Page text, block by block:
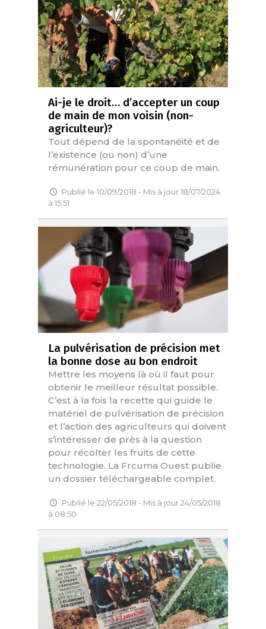
Ai-je le droit… d’accepter un coup
de main de mon voisin (non-
agriculteur)?
Tout dépend de la spontanéité et de
l’existence (ou non) d’une
rémunération pour ce coup de main.
Publié le 10/09/2018 - Mis à jour 18/07/2024
à 15:51
La pulvérisation de précision met
la bonne dose au bon endroit
Mettre les moyens là où il faut pour
obtenir le meilleur résultat possible.
C’est à la fois la recette qui guide le
matériel de pulvérisation de précision
et l’action des agriculteurs qui doivent
s’intéresser de près à la question
pour récolter les fruits de cette
technologie. La Frcuma Ouest publie
un dossier téléchargeable complet.
Publié le 22/05/2018 - Mis à jour 24/05/2018
à 08:50